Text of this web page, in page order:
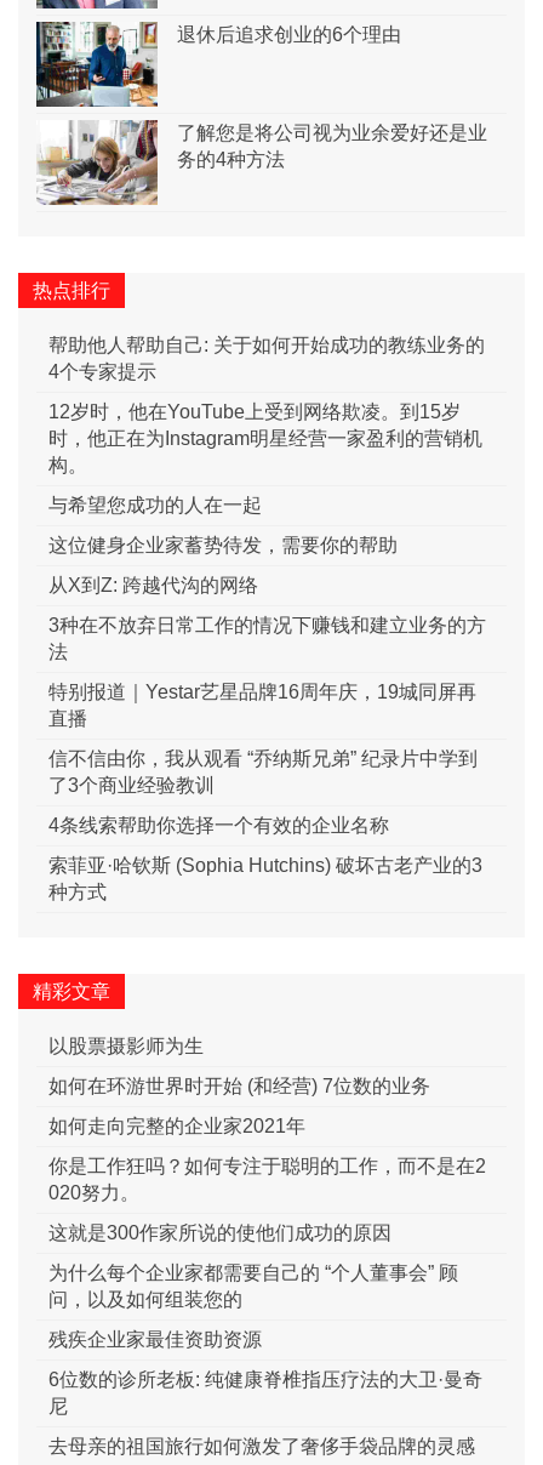
退休后追求创业的6个理由
了解您是将公司视为业余爱好还是业
务的4种方法
热点排行
帮助他人帮助自己: 关于如何开始成功的教练业务的
4个专家提示
12岁时，他在YouTube上受到网络欺凌。到15岁
时，他正在为Instagram明星经营一家盈利的营销机
构。
与希望您成功的人在一起
这位健身企业家蓄势待发，需要你的帮助
从X到Z: 跨越代沟的网络
3种在不放弃日常工作的情况下赚钱和建立业务的方
法
特别报道｜Yestar艺星品牌16周年庆，19城同屏再
直播
信不信由你，我从观看 “乔纳斯兄弟” 纪录片中学到
了3个商业经验教训
4条线索帮助你选择一个有效的企业名称
索菲亚·哈钦斯 (Sophia Hutchins) 破坏古老产业的3
种方式
精彩文章
以股票摄影师为生
如何在环游世界时开始 (和经营) 7位数的业务
如何走向完整的企业家2021年
你是工作狂吗？如何专注于聪明的工作，而不是在2
020努力。
这就是300作家所说的使他们成功的原因
为什么每个企业家都需要自己的 “个人董事会” 顾
问，以及如何组装您的
残疾企业家最佳资助资源
6位数的诊所老板: 纯健康脊椎指压疗法的大卫·曼奇
尼
去母亲的祖国旅行如何激发了奢侈手袋品牌的灵感